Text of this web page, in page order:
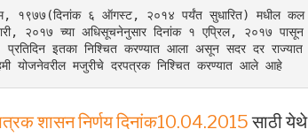
१९७७(दिनांक ६ ऑगस्ट, २०१४ पर्यंत सुधारित) मधील कल
२०१७ च्या अधिसूचनेनुसार दिनांक १ एप्रिल, २०१७ पासून
इतका निश्चित करण्यात आला असून सदर दर राज्यात
योजनेवरील मजुरीचे दरपत्रक निश्चित करण्यात आले आहे
शासन निर्णय दिनांक10.04.2015साठी येथे